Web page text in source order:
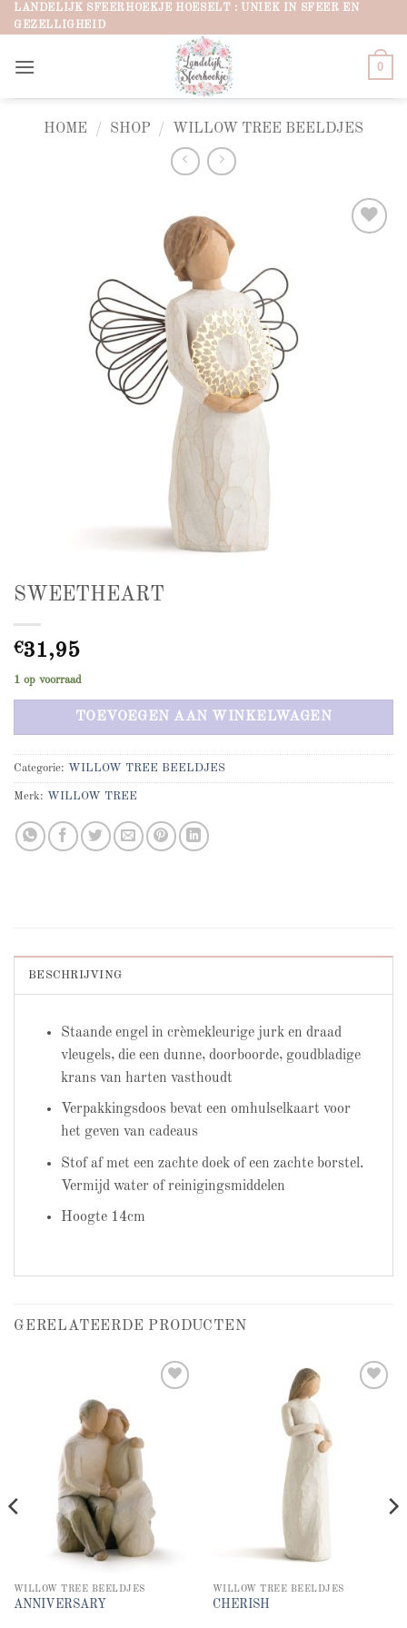
Ga
naar
LANDELIJK SFEERHOEKJE HOESELT : UNIEK IN SFEER EN
GEZELLIGHEID
0
HOME / SHOP / WILLOW TREE BEELDJES
SWEETHEART
€31,95
1 op voorraad
TOEVOEGEN AAN WINKELWAGEN
Categorie: WILLOW TREE BEELDJES
Merk: WILLOW TREE
BESCHRIJVING
Staande engel in crèmekleurige jurk en draad
vleugels, die een dunne, doorboorde, goudbladige
krans van harten vasthoudt
Verpakkingsdoos bevat een omhulselkaart voor
het geven van cadeaus
Stof af met een zachte doek of een zachte borstel.
Vermijd water of reinigingsmiddelen
Hoogte 14cm
GERELATEERDE PRODUCTEN
WILLOW TREE BEELDJES
ANNIVERSARY
WILLOW TREE BEELDJES
CHERISH